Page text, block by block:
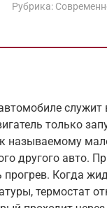
Рубрика:
служит
только
называемому
другого авто.
прогрев. Когда
термостат